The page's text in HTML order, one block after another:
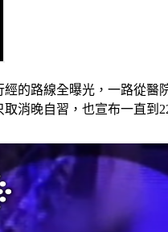
的路線全曝光，一路從
消晚自習，也宣布一直到